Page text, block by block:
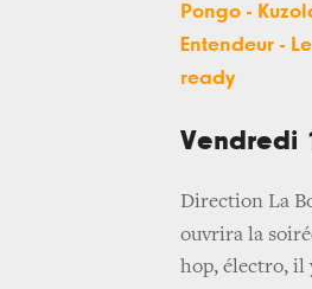
Pongo -
Entendeur -
ready
Vendredi
Direction La
ouvrira la
hop, électro, il